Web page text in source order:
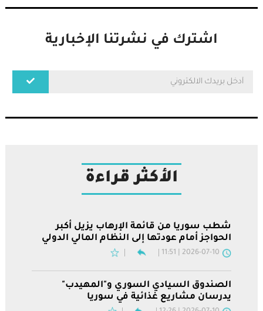
اشترك في نشرتنا الإخبارية
الأكثر قراءة
شطب سوريا من قائمة الإرهاب يزيل أكبر
الحواجز أمام عودتها إلى النظام المالي الدولي
2026-07-10 | 11:51
الصندوق السيادي السوري و"المهيدب"
يدرسان مشاريع غذائية في سوريا